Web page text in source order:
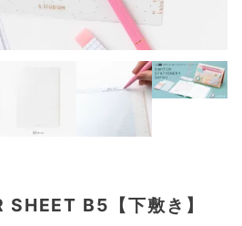
B5【下敷き】